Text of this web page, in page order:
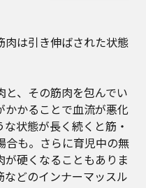
肉は引き伸ばされた状態
と、その筋肉を包んでい
かかることで血流が悪化
状態が長く続くと筋・
合も。さらに育児中の無
硬くなることもありま
どのインナーマッスル